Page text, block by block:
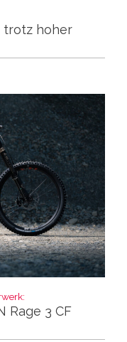
trotz hoher
Rage 3 CF